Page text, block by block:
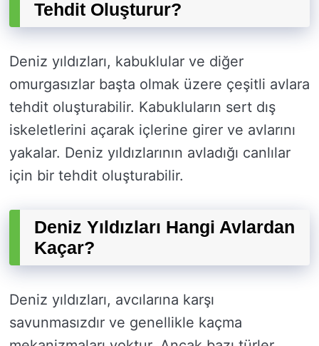
Tehdit Oluşturur?
Deniz yıldızları, kabuklular ve diğer
omurgasızlar başta olmak üzere çeşitli avlara
tehdit oluşturabilir. Kabukluların sert dış
iskeletlerini açarak içlerine girer ve avlarını
yakalar. Deniz yıldızlarının avladığı canlılar
için bir tehdit oluşturabilir.
Deniz Yıldızları Hangi Avlardan
Kaçar?
Deniz yıldızları, avcılarına karşı
savunmasızdır ve genellikle kaçma